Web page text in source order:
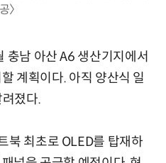
공〉
충남 아산 A6 생산기지에서
계획이다. 아직 양산식 일
졌다.
북 최초로 OLED를 탑재하